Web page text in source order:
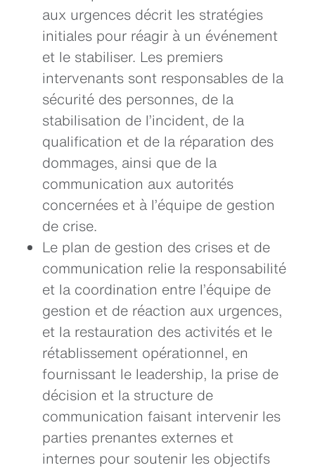
aux urgences décrit les stratégies
initiales pour réagir à un événement
et le stabiliser. Les premiers
intervenants sont responsables de la
sécurité des personnes, de la
stabilisation de l’incident, de la
qualification et de la réparation des
dommages, ainsi que de la
communication aux autorités
concernées et à l’équipe de gestion
de crise.
Le plan de gestion des crises et de
communication relie la responsabilité
et la coordination entre l’équipe de
gestion et de réaction aux urgences,
et la restauration des activités et le
rétablissement opérationnel, en
fournissant le leadership, la prise de
décision et la structure de
communication faisant intervenir les
parties prenantes externes et
internes pour soutenir les objectifs